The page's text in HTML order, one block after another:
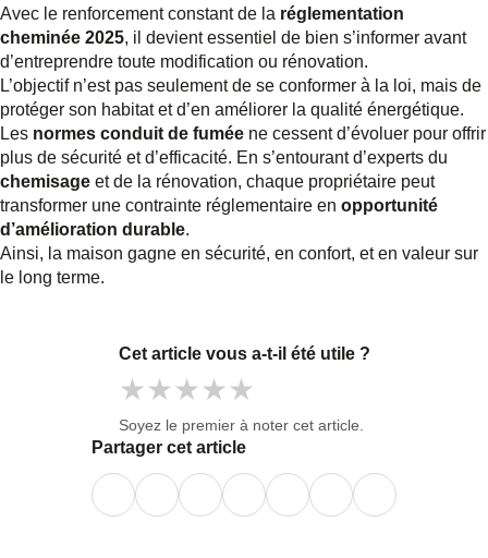
Avec le renforcement constant de la réglementation
cheminée 2025, il devient essentiel de bien s’informer avant
d’entreprendre toute modification ou rénovation.
L’objectif n’est pas seulement de se conformer à la loi, mais de
protéger son habitat et d’en améliorer la qualité énergétique.
Les normes conduit de fumée ne cessent d’évoluer pour offrir
plus de sécurité et d’efficacité. En s’entourant d’experts du
chemisage et de la rénovation, chaque propriétaire peut
transformer une contrainte réglementaire en opportunité
d’amélioration durable.
Ainsi, la maison gagne en sécurité, en confort, et en valeur sur
le long terme.
Cet article vous a-t-il été utile ?
★★★★★
Soyez le premier à noter cet article.
Partager cet article
FacebookLinkedIn WhatsApp
E-